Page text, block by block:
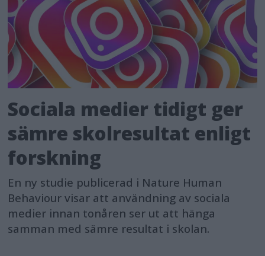
Sociala medier tidigt ger
sämre skolresultat enligt
forskning
En ny studie publicerad i Nature Human
Behaviour visar att användning av sociala
medier innan tonåren ser ut att hänga
samman med sämre resultat i skolan.